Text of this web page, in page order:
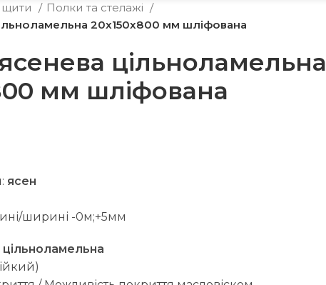
щити
Полки та стелажі
20х150х800 мм шліфована
цільноламельна
мм шліфована
ясен
ширині -0м;+5мм
цільноламельна